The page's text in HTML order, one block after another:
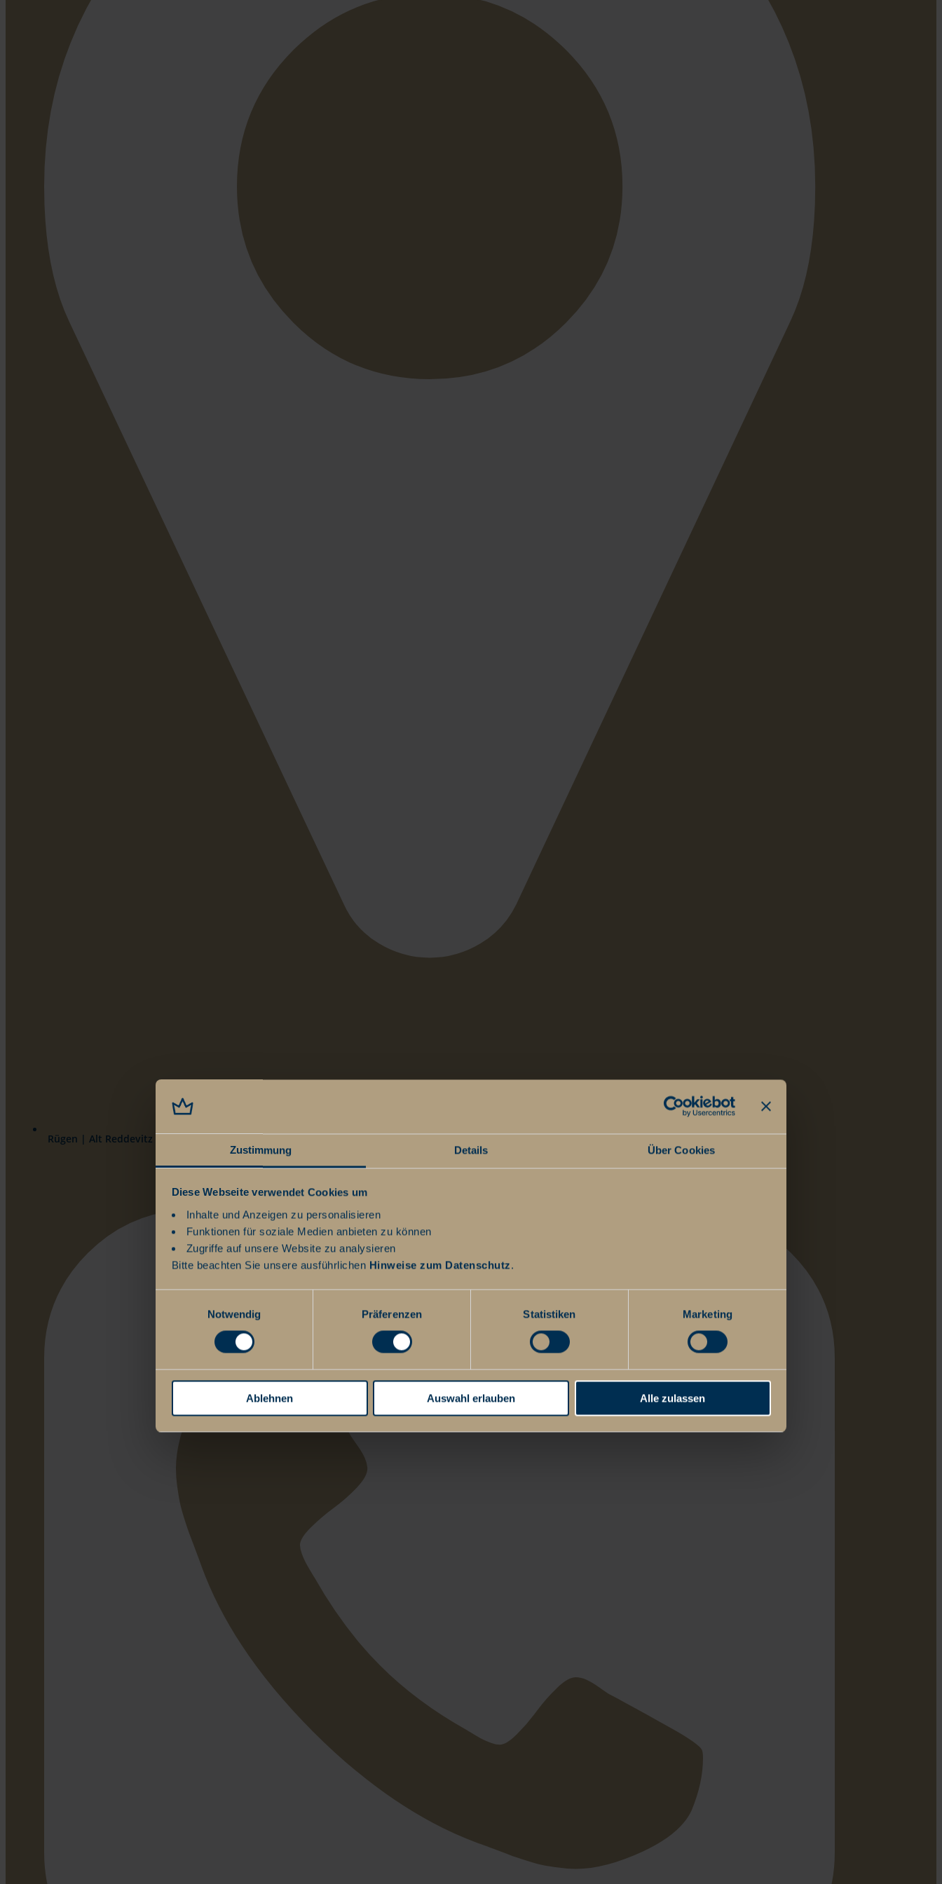
Zustimmung Details Über Cookies
Diese Webseite verwendet Cookies um
Inhalte und Anzeigen zu personalisieren
Funktionen für soziale Medien anbieten zu können
Zugriffe auf unsere Website zu analysieren
Bitte beachten Sie unsere ausführlichen Hinweise zum Datenschutz.
Notwendig
Präferenzen Statistiken Marketing
Ablehnen Auswahl erlauben Alle zulassen
Rügen | Alt Reddevitz 108 | 18586 Ostseebad Mönchgut